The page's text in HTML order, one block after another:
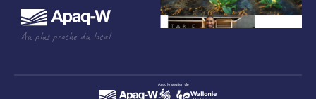
Au plus proche du local